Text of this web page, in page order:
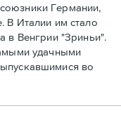
Германии,
В Италии им стало
в Венгрии "Зриньи".
удачными
во